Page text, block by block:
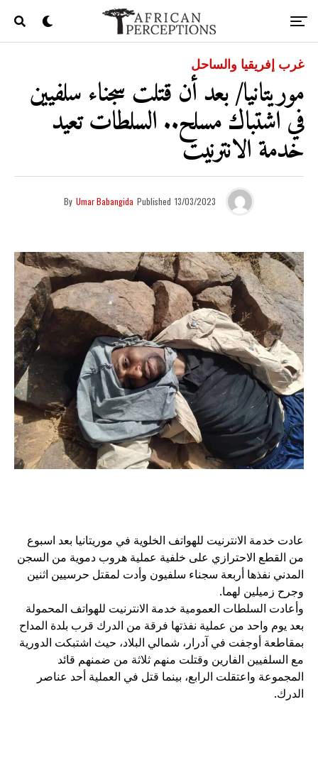
غرب إفريقيا والساحل
موريتانيا/ بعد أن قتلت سجناء سلفيين
في اشتباك مسلح.. السلطات تعيد
خدمة الانترنيت
By Umar Babangida Published 13/03/2023
عادت خدمة الانترنيت للهواتف الخلوية في موريتانيا بعد اسبوع
من القطع الاحترازي على خلفية عملية هروب دموية من السجن
المدني نفذها أربعة سجناء سلفيون وأدت لمقتل حرسيين اثنين
وجرح زميلين لهما.
وأعادت السلطات العمومية خدمة الانترنيت للهواتف المحمولة
بعد يوم واحد من عملية نفذتها فرقة من الدرك قرب بلدة المداح
بمقاطعة أوجفت في آدرار، شمالي البلاد، حيث اشتبكت الدورية
مع السلفيين الفارين وقتلت منهم ثلاثة من ضمنهم قائد
المجموعة واعتقلت الرابع، بينما قتل في العملية أحد عناصر
الدرك.